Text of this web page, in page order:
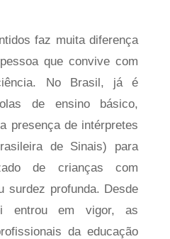
faz muita diferença
que convive com
No Brasil, já é
de ensino básico,
presença de intérpretes
de Sinais) para
de crianças com
surdez profunda. Desde
entrou em vigor, as
da educação